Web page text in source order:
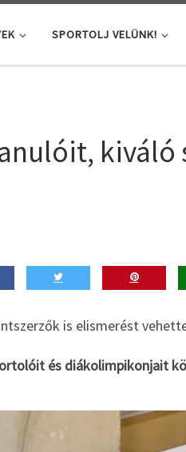
SPORTOLJ VELÜNK!
is elismerést
és diákolimpikonjait